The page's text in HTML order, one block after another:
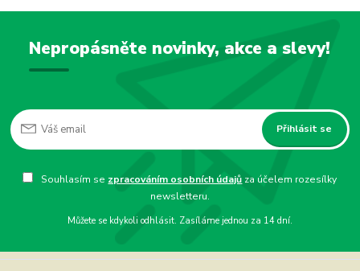
Nepropásněte novinky, akce a slevy!
Přihlásit se
Souhlasím se zpracováním osobních údajů za účelem rozesílky
newsletteru.
Můžete se kdykoli odhlásit. Zasíláme jednou za 14 dní.